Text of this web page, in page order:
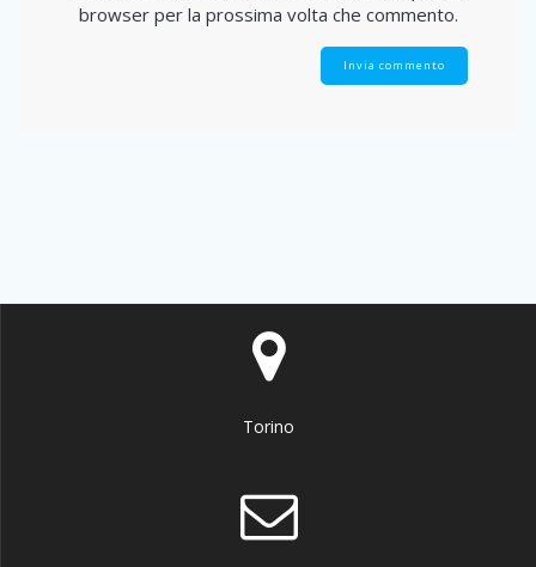
browser per la prossima volta che commento.
Torino